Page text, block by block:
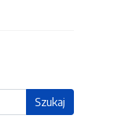
Szukaj